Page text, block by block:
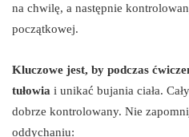
na chwilę, a następnie
początkowej.
Kluczowe jest, by podczas
tułowia i unikać bujania ciała.
dobrze kontrolowany. Nie
oddychaniu: